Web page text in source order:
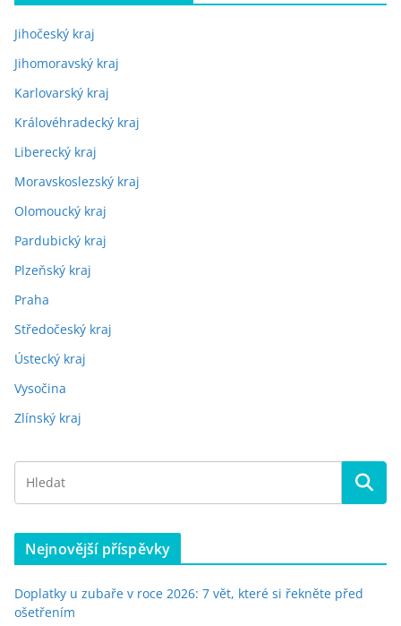
Jihočeský kraj
Jihomoravský kraj
Karlovarský kraj
Královéhradecký kraj
Liberecký kraj
Moravskoslezský kraj
Olomoucký kraj
Pardubický kraj
Plzeňský kraj
Praha
Středočeský kraj
Ústecký kraj
Vysočina
Zlínský kraj
Nejnovější příspěvky
Doplatky u zubaře v roce 2026: 7 vět, které si řekněte před
ošetřením